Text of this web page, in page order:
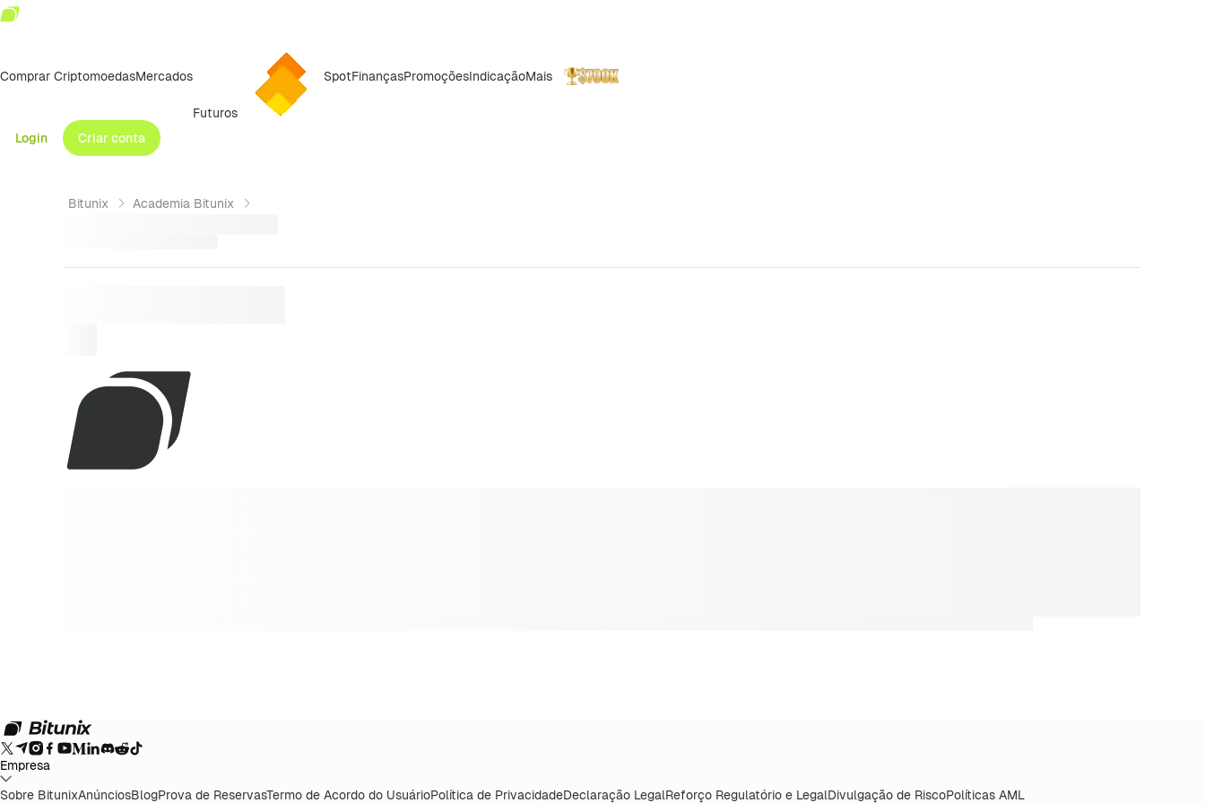
Comprar CriptomoedasMercados
Futuros
SpotFinançasPromoçõesIndicaçãoMais
Login Criar conta
Bitunix Academia Bitunix
Empresa
Sobre BitunixAnúnciosBlogProva de ReservasTermo de Acordo do UsuárioPolítica de PrivacidadeDeclaração LegalReforço Regulatório e LegalDivulgação de RiscoPolíticas AML